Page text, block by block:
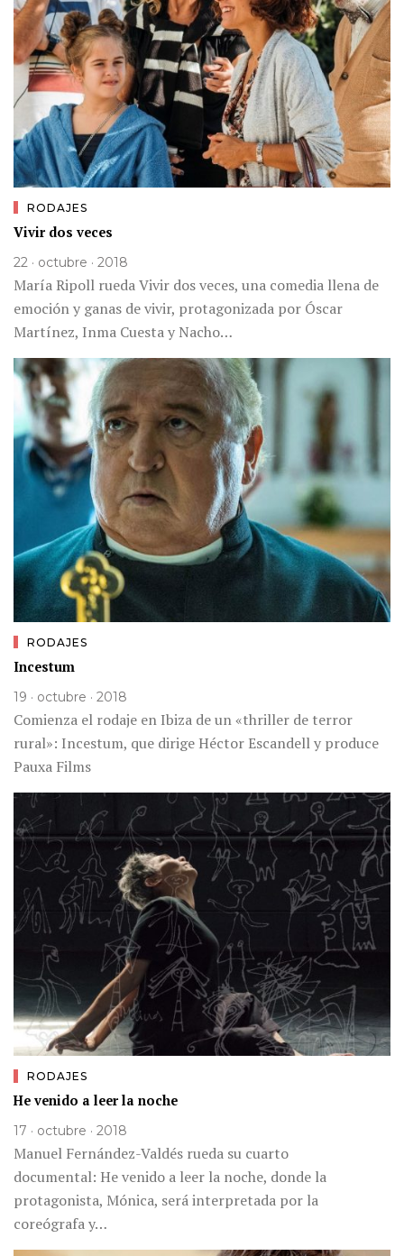
RODAJES
Vivir dos veces
22 · octubre · 2018
María Ripoll rueda Vivir dos veces, una comedia llena de
emoción y ganas de vivir, protagonizada por Óscar
Martínez, Inma Cuesta y Nacho…
RODAJES
Incestum
19 · octubre · 2018
Comienza el rodaje en Ibiza de un «thriller de terror
rural»: Incestum, que dirige Héctor Escandell y produce
Pauxa Films
RODAJES
He venido a leer la noche
17 · octubre · 2018
Manuel Fernández-Valdés rueda su cuarto
documental: He venido a leer la noche, donde la
protagonista, Mónica, será interpretada por la
coreógrafa y…